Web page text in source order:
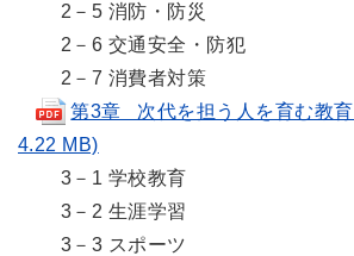
2－5 消防・防災
2－6 交通安全・防犯
2－7 消費者対策
第3章 次代を担う人を育む教
4.22 MB)
3－1 学校教育
3－2 生涯学習
3－3 スポーツ